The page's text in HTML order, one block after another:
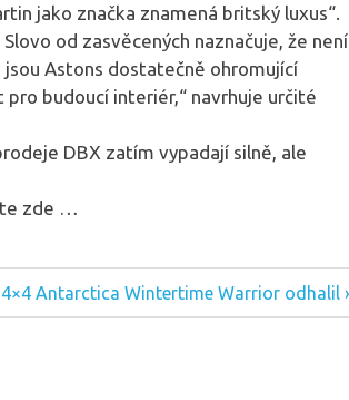
jako značka znamená britský luxus“.
od zasvěcených naznačuje, že není
Astons dostatečně ohromující
budoucí interiér,“ navrhuje určité
DBX zatím vypadají silně, ale
zde …
Antarctica Wintertime Warrior odhalil